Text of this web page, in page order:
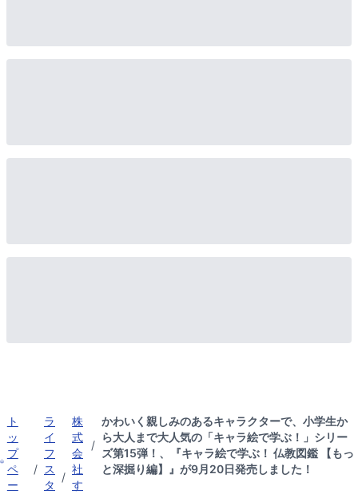
ト
ッ
プ
ペ
ー
/
ラ
イ
フ
ス
タ
/
株
式
会
社
す
/
かわいく親しみのあるキャラクターで、小学生か
ら大人まで大人気の「キャラ絵で学ぶ！」シリー
ズ第15弾！、『キャラ絵で学ぶ！ 仏教図鑑 【もっ
と深掘り編】』が9月20日発売しました！